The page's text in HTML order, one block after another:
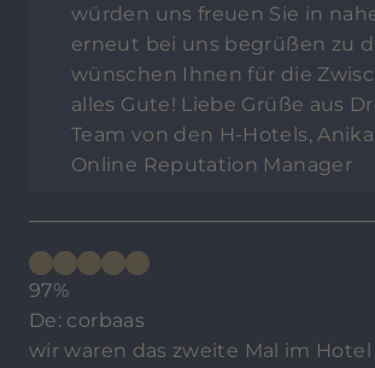
würden uns freuen Sie in
erneut bei uns begrüßen zu
wünschen Ihnen für die
alles Gute! Liebe Grüße aus
Team von den H-Hotels,
Online Reputation Manager
97%
De: corbaas
wir waren das zweite Mal im